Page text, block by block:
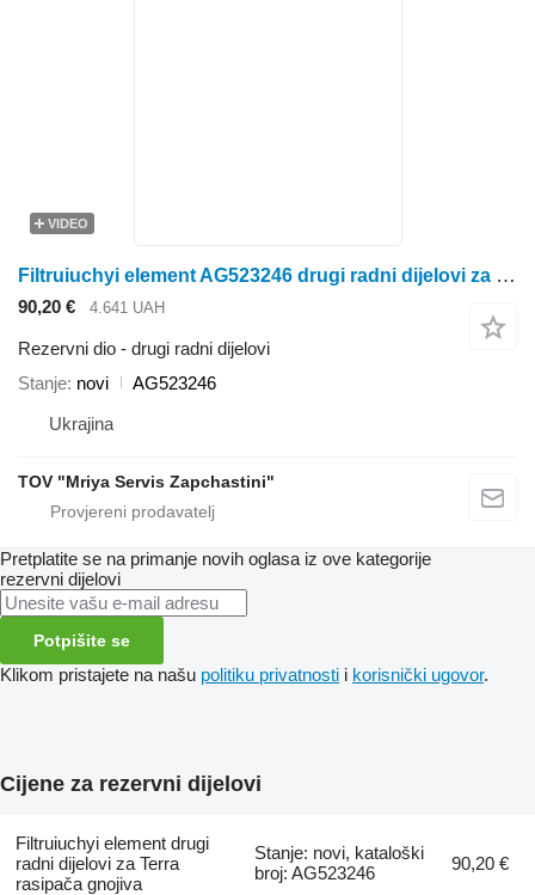
VIDEO
Filtruiuchyi element AG523246 drugi radni dijelovi za Terra rasipača gnojiva
90,20 € 4.641 UAH
Rezervni dio - drugi radni dijelovi
Stanje novi
AG523246
Ukrajina
TOV "Mriya Servis Zapchastini"
Pretplatite se na primanje novih oglasa iz ove kategorije
rezervni dijelovi
Potpišite se
Klikom pristajete na našu politiku privatnosti i korisnički ugovor.
Cijene za rezervni dijelovi
Filtruiuchyi element drugi
radni dijelovi za Terra
rasipača gnojiva
Stanje: novi, kataloški
broj: AG523246
90,20 €